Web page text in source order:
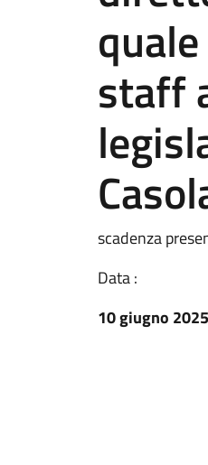
staff
scadenza
Data :
10 giugno 2025